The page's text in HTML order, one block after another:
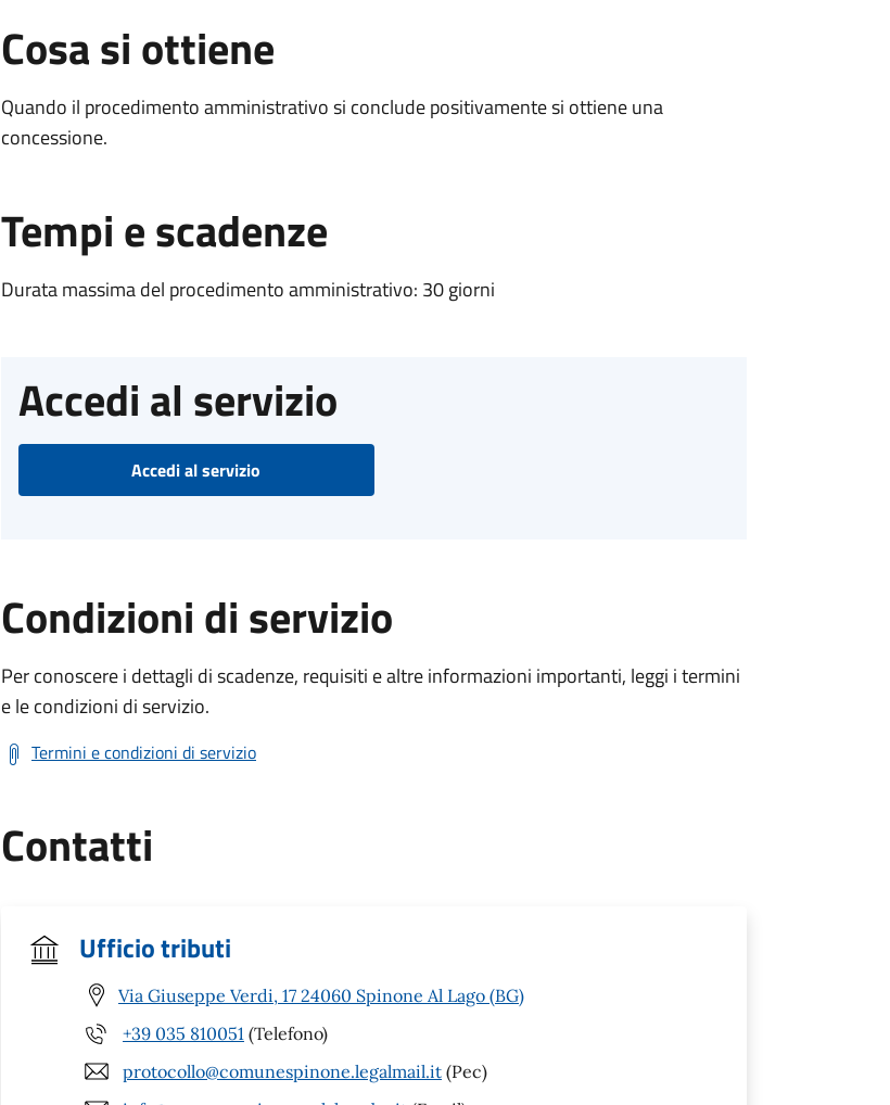
Cosa si ottiene
Quando il procedimento amministrativo si conclude positivamente si ottiene una
concessione.
Tempi e scadenze
Durata massima del procedimento amministrativo: 30 giorni
Accedi al servizio
Accedi al servizio
Condizioni di servizio
Per conoscere i dettagli di scadenze, requisiti e altre informazioni importanti, leggi i termini
e le condizioni di servizio.
Termini e condizioni di servizio
Contatti
Ufficio tributi
Via Giuseppe Verdi, 17 24060 Spinone Al Lago (BG)
+39 035 810051 (Telefono)
protocollo@comunespinone.legalmail.it (Pec)